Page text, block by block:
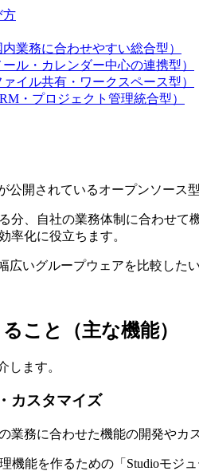
方
業務に合わせやすい総合型）
ル・カレンダー中心の連携型）
イル共有・ワークスペース型）
・プロジェクト管理統合型）
公開されているオープンソース
分、自社の業務体制に合わせ
率化に役立ちます。
広いグループウェアを比較した
こと（主な機能）
します。
カスタマイズ
業務に合わせた機能の開発や
機能を作るための「Studioモ